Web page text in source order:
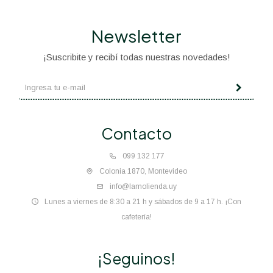
Contacto
099 132 177
Colonia 1870, Montevideo
info@lamolienda.uy
Lunes a viernes de 8:30 a 21 h y sábados de 9 a 17 h. ¡Con
cafetería!
Newsletter
¡Suscribite y recibí todas nuestras novedades!
¡Seguinos!